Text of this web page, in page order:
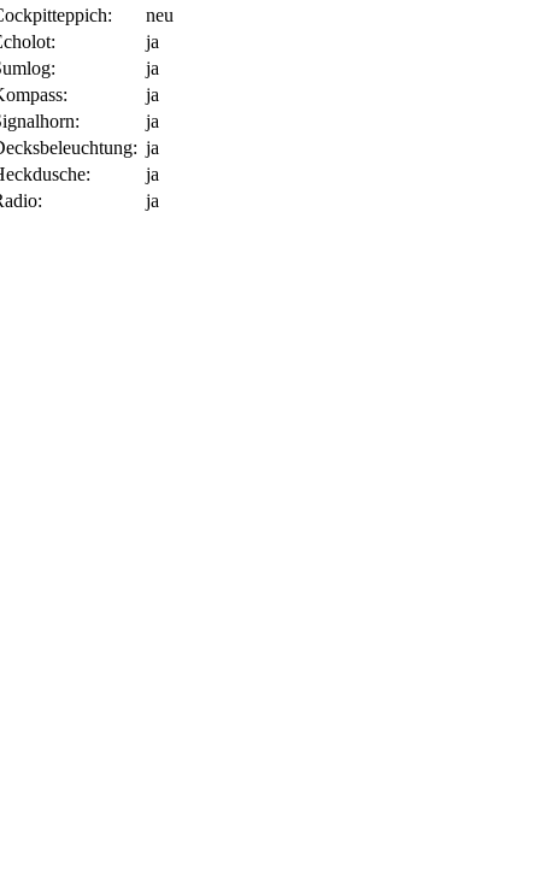
neu
ja
ja
ja
ja
ja
ja
ja